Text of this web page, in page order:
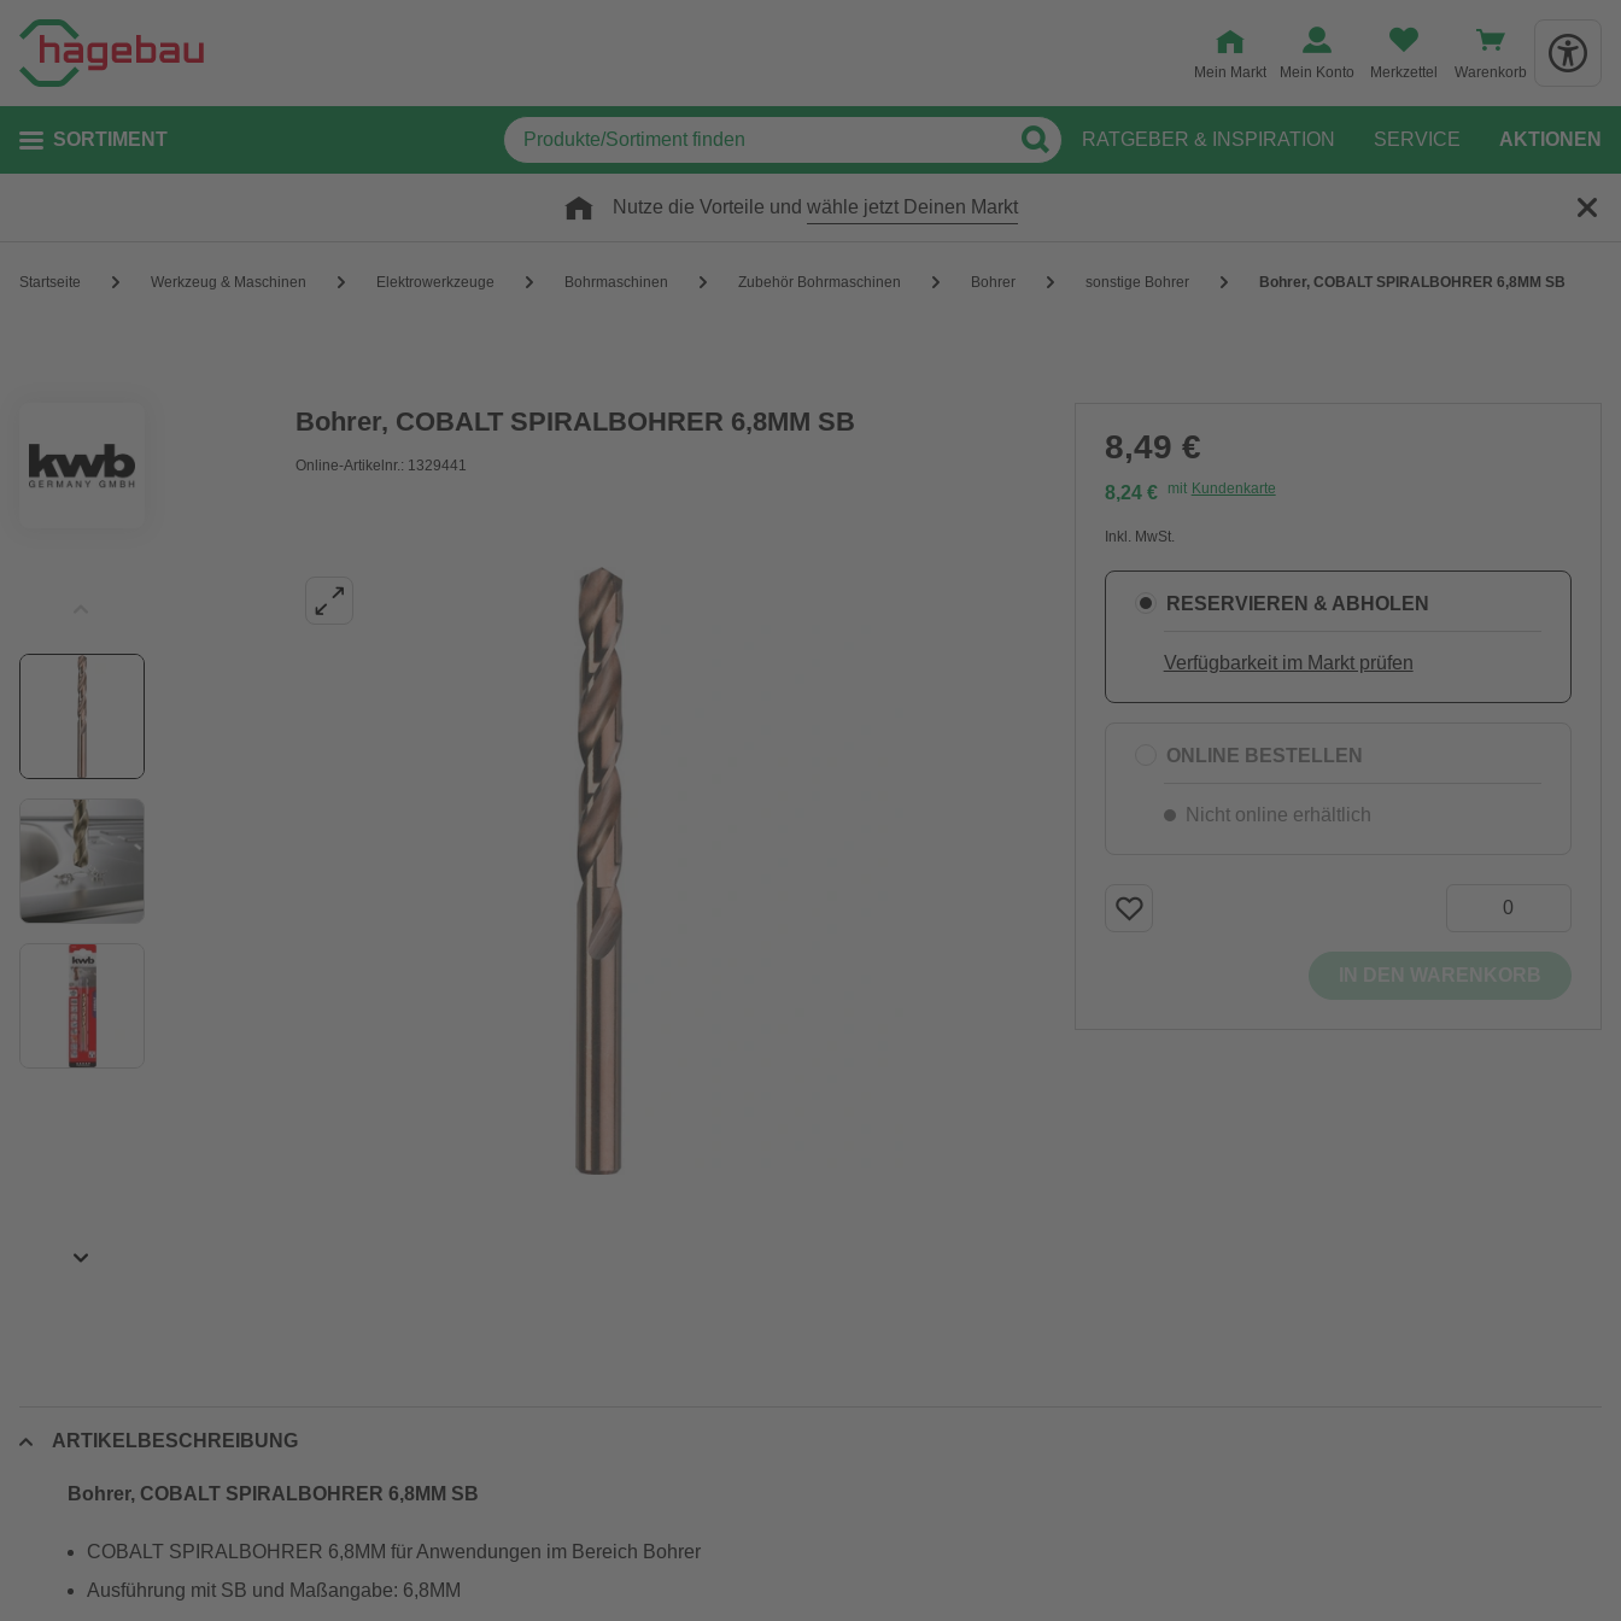
Mein Markt Mein Konto Merkzettel Warenkorb
SORTIMENT RATGEBER & INSPIRATION SERVICE AKTIONEN
Nutze die Vorteile und wähle jetzt Deinen Markt
Startseite Werkzeug & Maschinen Elektrowerkzeuge Bohrmaschinen Zubehör Bohrmaschinen Bohrer sonstige Bohrer Bohrer, COBALT SPIRALBOHRER 6,8MM SB
Bohrer, COBALT SPIRALBOHRER 6,8MM SB
Online-Artikelnr.: 1329441 8,49 €
8,24 € mit Kundenkarte
Inkl. MwSt.
RESERVIEREN & ABHOLEN
Verfügbarkeit im Markt prüfen
ONLINE BESTELLEN
Nicht online erhältlich
ARTIKELBESCHREIBUNG
Bohrer, COBALT SPIRALBOHRER 6,8MM SB
COBALT SPIRALBOHRER 6,8MM für Anwendungen im Bereich Bohrer
Ausführung mit SB und Maßangabe: 6,8MM